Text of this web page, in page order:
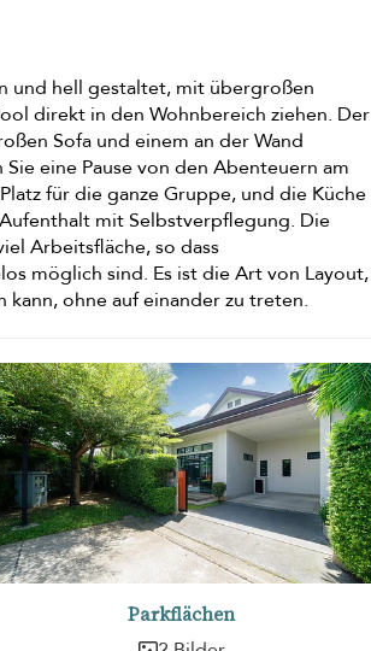
und hell gestaltet, mit übergroßen
direkt in den Wohnbereich ziehen. Der
Sofa und einem an der Wand
eine Pause von den Abenteuern am
für die ganze Gruppe, und die Küche
mit Selbstverpflegung. Die
Arbeitsfläche, so dass
möglich sind. Es ist die Art von Layout,
ohne auf einander zu treten.
Parkflächen